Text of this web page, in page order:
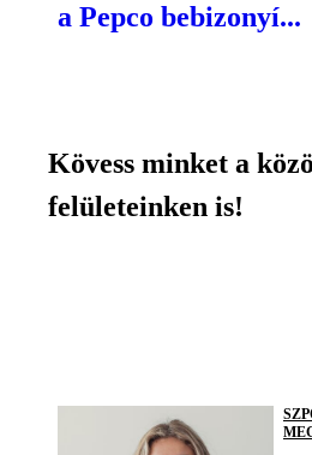
a Pepco bebizonyí...
Kövess minket a
felületeinken is!